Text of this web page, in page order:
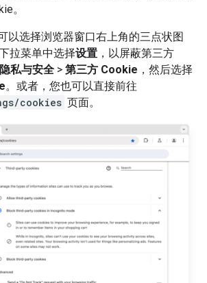
。
以选择浏览器窗口右上角的三点状图
拉菜单中选择设置 ，以屏蔽第三方
隐私与安全 > 第三方 Cookie ，然后选择
。或者，您也可以直接前往
cookies 页面。